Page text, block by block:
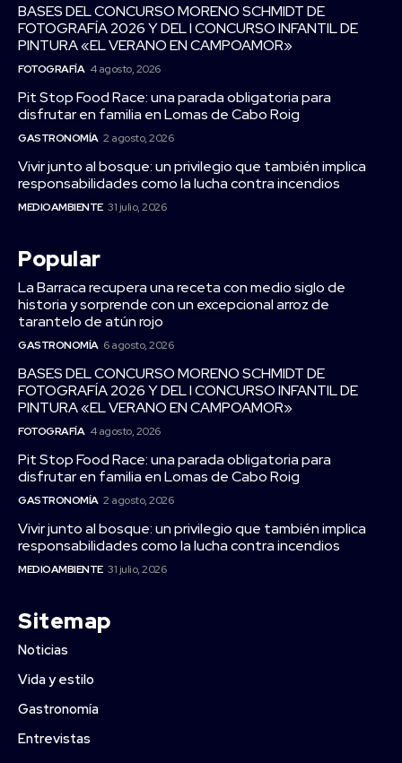
BASES DEL CONCURSO MORENO SCHMIDT DE
FOTOGRAFÍA 2026 Y DEL I CONCURSO INFANTIL DE
PINTURA «EL VERANO EN CAMPOAMOR»
FOTOGRAFÍA 4 agosto, 2026
Pit Stop Food Race: una parada obligatoria para
disfrutar en familia en Lomas de Cabo Roig
GASTRONOMÍA 2 agosto, 2026
Vivir junto al bosque: un privilegio que también implica
responsabilidades como la lucha contra incendios
MEDIOAMBIENTE 31 julio, 2026
Popular
La Barraca recupera una receta con medio siglo de
historia y sorprende con un excepcional arroz de
tarantelo de atún rojo
GASTRONOMÍA 6 agosto, 2026
BASES DEL CONCURSO MORENO SCHMIDT DE
FOTOGRAFÍA 2026 Y DEL I CONCURSO INFANTIL DE
PINTURA «EL VERANO EN CAMPOAMOR»
FOTOGRAFÍA 4 agosto, 2026
Pit Stop Food Race: una parada obligatoria para
disfrutar en familia en Lomas de Cabo Roig
GASTRONOMÍA 2 agosto, 2026
Vivir junto al bosque: un privilegio que también implica
responsabilidades como la lucha contra incendios
MEDIOAMBIENTE 31 julio, 2026
Sitemap
Noticias
Vida y estilo
Gastronomía
Entrevistas